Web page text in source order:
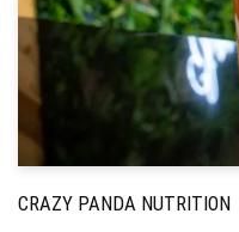
CRAZY PANDA NUTRITION